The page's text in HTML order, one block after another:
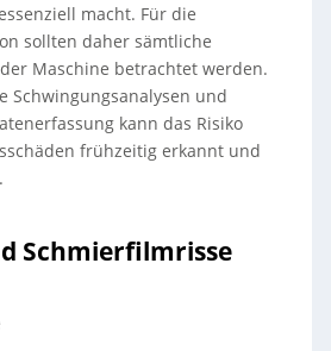
macht. Für die
sollten daher sämtliche
Maschine betrachtet werden.
Schwingungsanalysen und
kann das Risiko
frühzeitig erkannt und
Schmierfilmrisse